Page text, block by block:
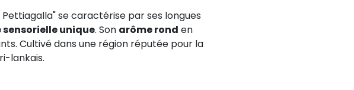
se caractérise par ses longues
sensorielle unique. Son arôme rond en
Cultivé dans une région réputée pour la
lankais.